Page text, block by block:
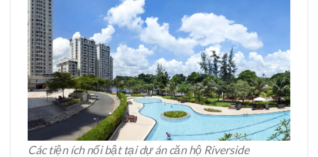
Các tiện ích nổi bật tại dự án căn hộ Riverside